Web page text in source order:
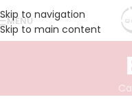
Skip to navigation
Skip to main content
MENÚ